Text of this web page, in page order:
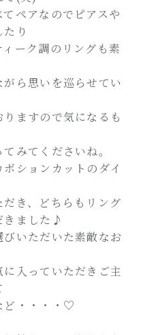
ペアなのでピアスや
り
ーク調のリングも素
ら思いを巡らせてい
ますので気になるも
みてくださいね。
ションカットのダイ
き、どちらもリング
きました♪
いただいた素敵なお
入っていただきご主
ど・・・・♡